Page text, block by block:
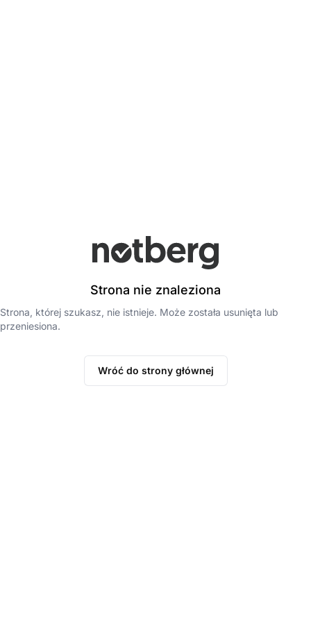
Strona nie znaleziona
Strona, której szukasz, nie istnieje. Może została usunięta lub
przeniesiona.
Wróć do strony głównej